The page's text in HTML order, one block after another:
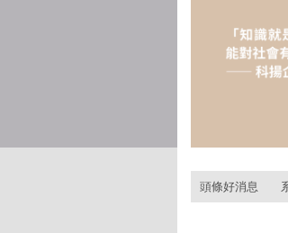
頭條好消息